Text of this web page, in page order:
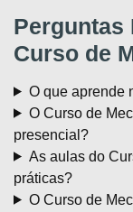
Perguntas
Curso de
O que aprende
O Curso de
presencial?
As aulas do
práticas?
O Curso de